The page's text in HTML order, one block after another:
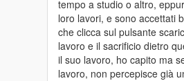
tempo a studio o altro,
loro lavori, e sono accettati
che clicca sul pulsante
lavoro e il sacrificio dietro
il suo lavoro, ho capito ma
lavoro, non percepisce già